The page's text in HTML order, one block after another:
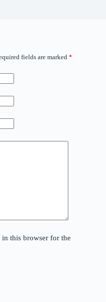
fields are marked *
in this browser for the